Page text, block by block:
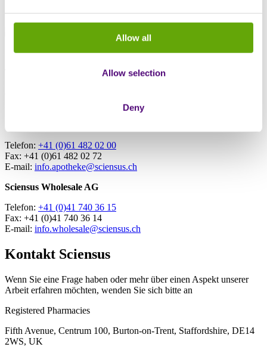
Allow all
Allow selection
Deny
gemäss Anweisungen der Ärzte.
Sciensus AG
+41 (0)41 749 99 00
Telefon: +41 (0)61 482 02 00
Fax: +41 (0)61 482 02 72
E-mail: info.apotheke@sciensus.ch
Sciensus Wholesale AG
Telefon: +41 (0)41 740 36 15
Fax: +41 (0)41 740 36 14
E-mail: info.wholesale@sciensus.ch
Kontakt Sciensus
Wenn Sie eine Frage haben oder mehr über einen Aspekt unserer
Arbeit erfahren möchten, wenden Sie sich bitte an
Registered Pharmacies
Fifth Avenue, Centrum 100, Burton-on-Trent, Staffordshire, DE14
2WS, UK